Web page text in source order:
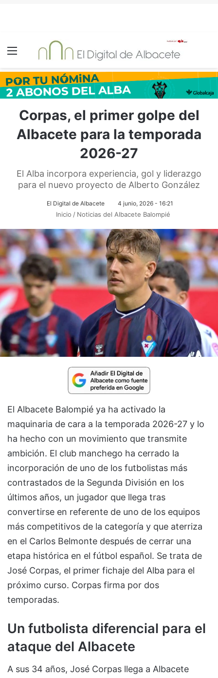
Menú
Corpas, el primer golpe del
Albacete para la temporada
2026-27
El Alba incorpora experiencia, gol y liderazgo
para el nuevo proyecto de Alberto González
El Digital de Albacete 4 junio, 2026 - 16:21
Inicio / Noticias del Albacete Balompié
El Albacete Balompié ya ha activado la
maquinaria de cara a la temporada 2026-27 y lo
ha hecho con un movimiento que transmite
ambición. El club manchego ha cerrado la
incorporación de uno de los futbolistas más
contrastados de la Segunda División en los
últimos años, un jugador que llega tras
convertirse en referente de uno de los equipos
más competitivos de la categoría y que aterriza
en el Carlos Belmonte después de cerrar una
etapa histórica en el fútbol español. Se trata de
José Corpas, el primer fichaje del Alba para el
próximo curso. Corpas firma por dos
temporadas.
Un futbolista diferencial para el
ataque del Albacete
A sus 34 años, José Corpas llega a Albacete